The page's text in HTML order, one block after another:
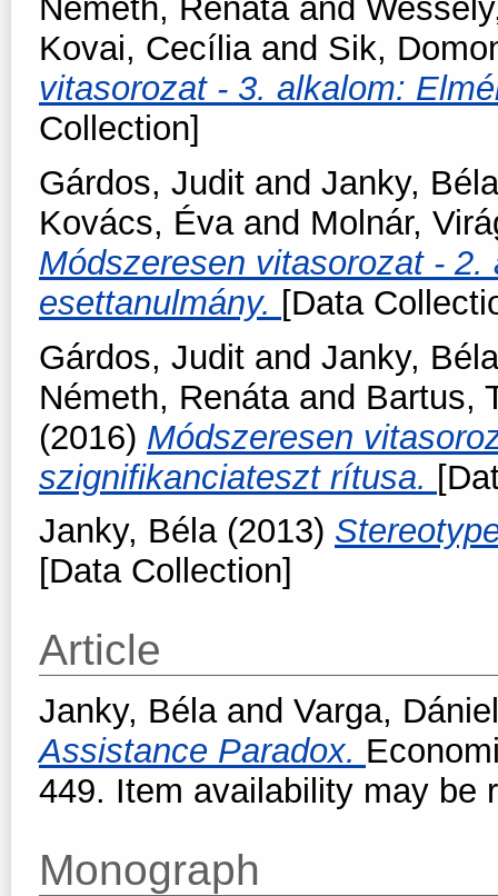
Németh, Renátaand
Kovai, Cecíliaand Sik,
vitasorozat - 3. alkalom:
Collection]
Gárdos, Judit and Janky, Béla
Kovács, Évaand Molnár,
Módszeresen vitasorozat -
esettanulmány. [Data
Gárdos, Judit and Janky, Béla
Németh, Renátaand Bartus,
(2016) Módszeresen
szignifikanciateszt rítusa.
Janky, Béla(2013)
[Data Collection]
Article
Janky, Bélaand Varga, Dániel
Assistance Paradox.
449. Item availability may be
Monograph